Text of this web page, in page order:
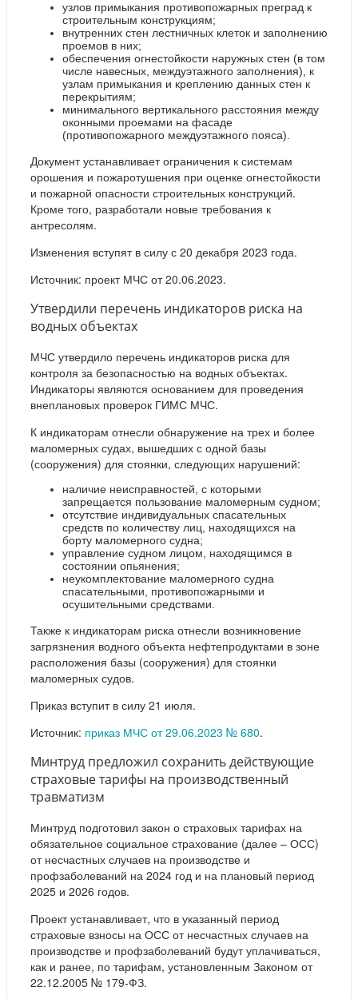
узлов примыкания противопожарных преград к
строительным конструкциям;
внутренних стен лестничных клеток и заполнению
проемов в них;
обеспечения огнестойкости наружных стен (в том
числе навесных, междуэтажного заполнения), к
узлам примыкания и креплению данных стен к
перекрытиям;
минимального вертикального расстояния между
оконными проемами на фасаде
(противопожарного междуэтажного пояса).
Документ устанавливает ограничения к системам
орошения и пожаротушения при оценке огнестойкости
и пожарной опасности строительных конструкций.
Кроме того, разработали новые требования к
антресолям.
Изменения вступят в силу с 20 декабря 2023 года.
Источник: проект МЧС от 20.06.2023.
Утвердили перечень индикаторов риска на
водных объектах
МЧС утвердило перечень индикаторов риска для
контроля за безопасностью на водных объектах.
Индикаторы являются основанием для проведения
внеплановых проверок ГИМС МЧС.
К индикаторам отнесли обнаружение на трех и более
маломерных судах, вышедших с одной базы
(сооружения) для стоянки, следующих нарушений:
наличие неисправностей, с которыми
запрещается пользование маломерным судном;
отсутствие индивидуальных спасательных
средств по количеству лиц, находящихся на
борту маломерного судна;
управление судном лицом, находящимся в
состоянии опьянения;
неукомплектование маломерного судна
спасательными, противопожарными и
осушительными средствами.
Также к индикаторам риска отнесли возникновение
загрязнения водного объекта нефтепродуктами в зоне
расположения базы (сооружения) для стоянки
маломерных судов.
Приказ вступит в силу 21 июля.
Источник: приказ МЧС от 29.06.2023 № 680.
Минтруд предложил сохранить действующие
страховые тарифы на производственный
травматизм
Минтруд подготовил закон о страховых тарифах на
обязательное социальное страхование (далее – ОСС)
от несчастных случаев на производстве и
профзаболеваний на 2024 год и на плановый период
2025 и 2026 годов.
Проект устанавливает, что в указанный период
страховые взносы на ОСС от несчастных случаев на
производстве и профзаболеваний будут уплачиваться,
как и ранее, по тарифам, установленным Законом от
22.12.2005 № 179-ФЗ.